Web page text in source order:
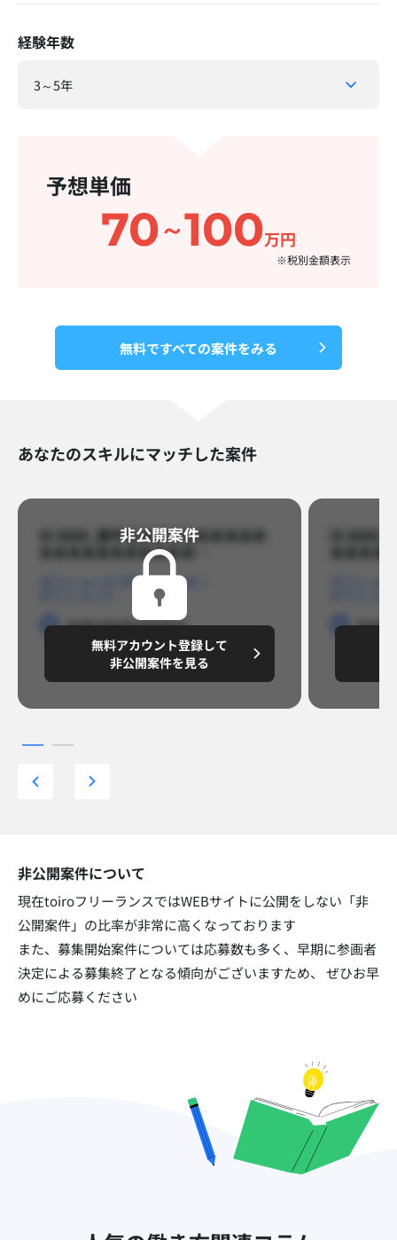
経験年数
予想単価
70～100万円
※税別金額表示​
無料ですべての案件をみる
あなたのスキルにマッチした案件
ID 8888_案件名あああああああああ
あああああああああああ…​
ポジションB
勤務地勤務地勤務地
～8,888,8888円/月
非公開案件​
無料アカウント登録して
非公開案件を見る
ID
勤務地
非公開案件について
現在toiroフリーランスではWEBサイトに公開をしない「非
公開案件」の比率が非常に高くなっております​
また、募集開始案件については応募数も多く、早期に参画者
決定による募集終了となる傾向がございますため、 ぜひお早
めにご応募ください